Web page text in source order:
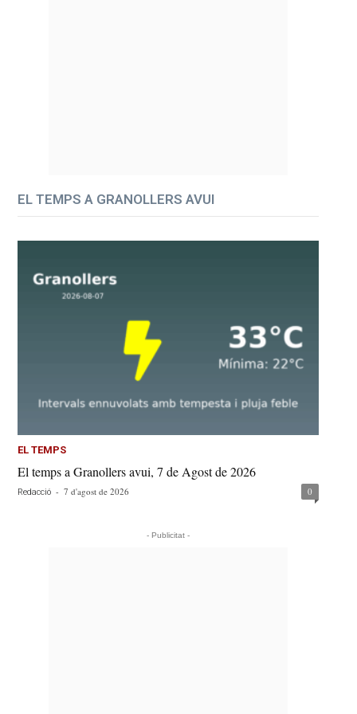
EL TEMPS A GRANOLLERS AVUI
EL TEMPS
El temps a Granollers avui, 7 de Agost de 2026
Redacció - 7 d'agost de 2026 0
- Publicitat -